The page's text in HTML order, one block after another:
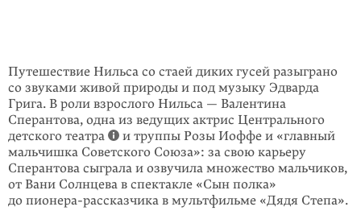
Путешествие Нильса со стаей диких гусей разыграно
со звуками живой природы и под музыку Эдварда
Грига. В роли взрослого Нильса — Валентина
Сперантова, одна из ведущих актрис Центрального
детского театра
и труппы Розы Иоффе и «главный
мальчишка Советского Союза»: за свою карьеру
Сперантова сыграла и озвучила множество мальчиков,
от Вани Солнцева в спектакле «Сын полка»
до пионера-рассказчика в мультфильме «Дядя Степа».